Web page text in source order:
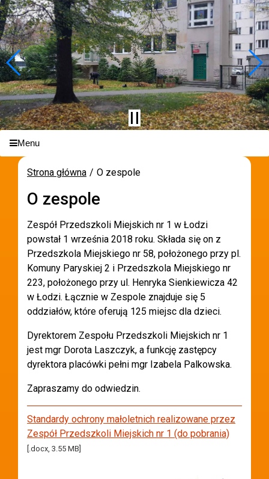
Menu
Strona główna O zespole
O zespole
Zespół Przedszkoli Miejskich nr 1 w Łodzi
powstał 1 września 2018 roku. Składa się on z
Przedszkola Miejskiego nr 58, położonego przy pl.
Komuny Paryskiej 2 i Przedszkola Miejskiego nr
223, położonego przy ul. Henryka Sienkiewicza 42
w Łodzi. Łącznie w Zespole znajduje się 5
oddziałów, które oferują 125 miejsc dla dzieci.
Dyrektorem Zespołu Przedszkoli Miejskich nr 1
jest mgr Dorota Laszczyk, a funkcję zastępcy
dyrektora placówki pełni mgr Izabela Palkowska.
Zapraszamy do odwiedzin.
Standardy ochrony małoletnich realizowane przez
Zespół Przedszkoli Miejskich nr 1 (do pobrania)
[.docx, 3.55 MB]